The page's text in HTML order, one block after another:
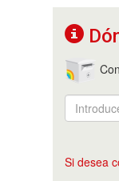
Si desea